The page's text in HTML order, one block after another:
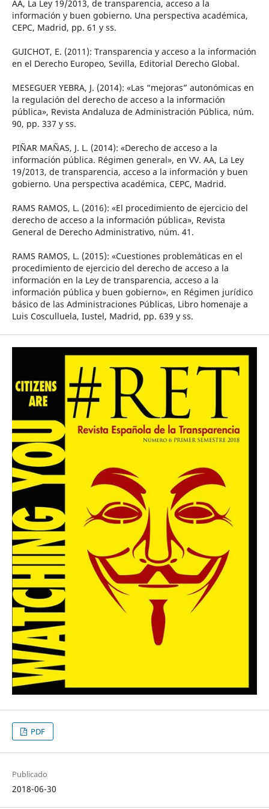
AA, La Ley 19/2013, de transparencia, acceso a la
información y buen gobierno. Una perspectiva académica,
CEPC, Madrid, pp. 61 y ss.
GUICHOT, E. (2011): Transparencia y acceso a la información
en el Derecho Europeo, Sevilla, Editorial Derecho Global.
MESEGUER YEBRA, J. (2014): «Las “mejoras” autonómicas en
la regulación del derecho de acceso a la información
pública», Revista Andaluza de Administración Pública, núm.
90, pp. 337 y ss.
PIÑAR MAÑAS, J. L. (2014): «Derecho de acceso a la
información pública. Régimen general», en VV. AA, La Ley
19/2013, de transparencia, acceso a la información y buen
gobierno. Una perspectiva académica, CEPC, Madrid.
RAMS RAMOS, L. (2016): «El procedimiento de ejercicio del
derecho de acceso a la información pública», Revista
General de Derecho Administrativo, núm. 41.
RAMS RAMOS, L. (2015): «Cuestiones problemáticas en el
procedimiento de ejercicio del derecho de acceso a la
información en la Ley de transparencia, acceso a la
información pública y buen gobierno», en Régimen jurídico
básico de las Administraciones Públicas, Libro homenaje a
Luis Cosculluela, Iustel, Madrid, pp. 639 y ss.
PDF
Publicado
2018-06-30